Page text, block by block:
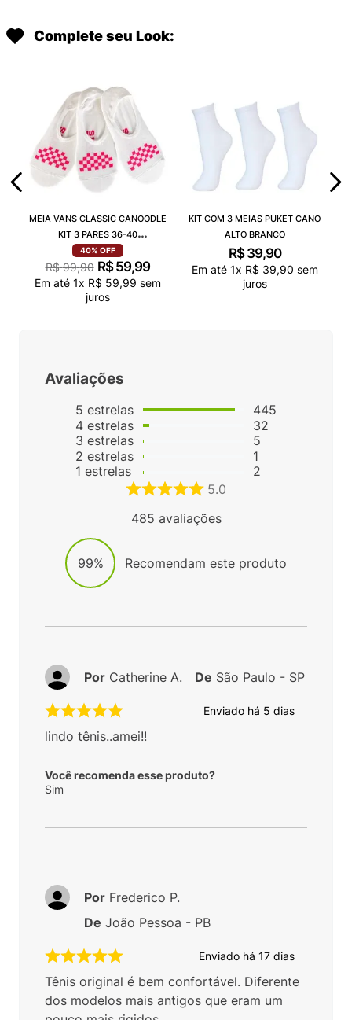
Complete seu Look:
MEIA VANS CLASSIC CANOODLE
KIT 3 PARES 36-40
VN000QCAJU4
40% OFF
R$ 99,90 R$ 59,99
Em até 1x R$ 59,99 sem
juros
KIT COM 3 MEIAS PUKET CANO
ALTO BRANCO
R$ 39,90
Em até 1x R$ 39,90 sem
juros
Avaliações
5 estrelas
4 estrelas
3 estrelas
2 estrelas
1 estrelas
445
32
5
1
2
5.0
485 avaliações
99% Recomendam este produto
Enviado há 5 dias
lindo tênis..amei!!
Você recomenda esse produto?
Sim
Por Catherine A. De São Paulo - SP
Enviado há 17 dias
Tênis original é bem confortável. Diferente
dos modelos mais antigos que eram um
Por Frederico P.
De João Pessoa - PB